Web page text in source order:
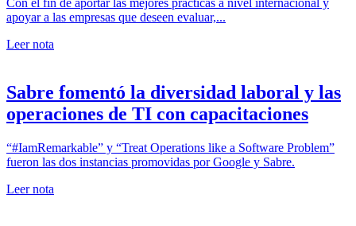
Con el fin de aportar las mejores prácticas a nivel internacional y
apoyar a las empresas que deseen evaluar,...
Leer nota
Sabre fomentó la diversidad laboral y las
operaciones de TI con capacitaciones
“#IamRemarkable” y “Treat Operations like a Software Problem”
fueron las dos instancias promovidas por Google y Sabre.
Leer nota